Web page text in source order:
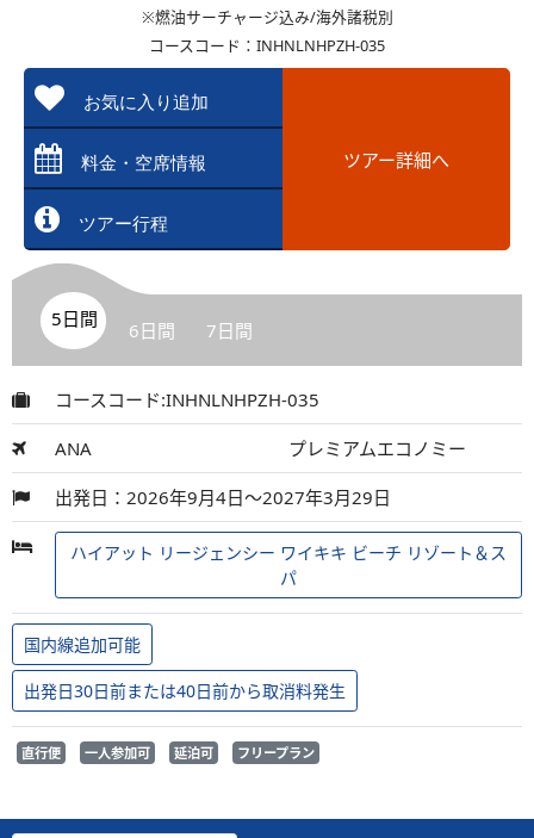
※燃油サーチャージ込み/海外諸税別
コースコード：INHNLNHPZH-035
お気に入り追加
料金・空席情報
ツアー行程
ツアー詳細へ
5日間 6日間 7日間
コースコード:INHNLNHPZH-035
ANA プレミアムエコノミー
出発日：2026年9月4日～2027年3月29日
ハイアット リージェンシー ワイキキ ビーチ リゾート＆ス
パ
国内線追加可能
出発日30日前または40日前から取消料発生
直行便 一人参加可 延泊可 フリープラン